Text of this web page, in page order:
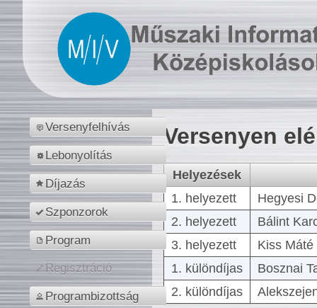
Versenyfelhívás
Lebonyolítás
Díjazás
Szponzorok
Program
Regisztráció
Programbizottság
Versenyen
Helyezések
1. helyezett
Hegyesi
2. helyezett
Bálint
3. helyezett
Kiss
1. különdíjas
Bosznai
2. különdíjas